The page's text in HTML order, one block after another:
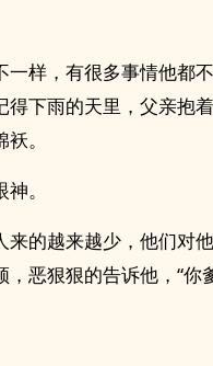
样，有很多事情他都
下雨的天里，父亲抱
。
。
的越来越少，他们对
恶狠狠的告诉他，“你